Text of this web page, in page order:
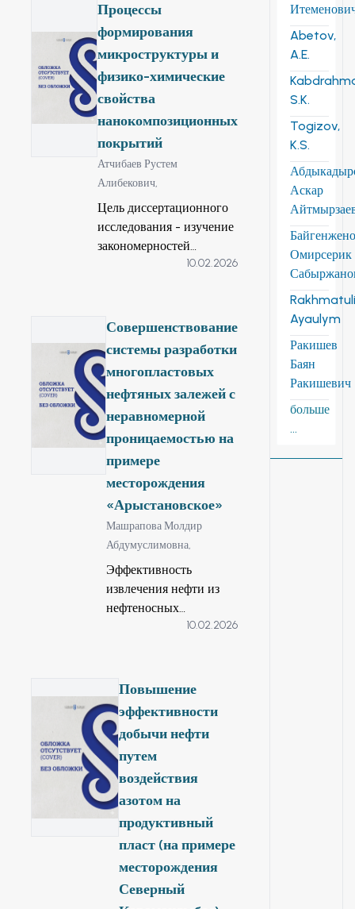
Процессы
формирования
микроструктуры и
физико-химические
свойства
нанокомпозиционных
покрытий
Атчибаев Рустем
Алибекович,
Цель диссертационного
исследования - изучение
закономерностей
покрытий на основе
хрома,
модифицированных
наноразмерными
частицами (С, SiO2),
гетерогенных двойных
Fe-W(Мо), Тi-Co(Mn) и
тройных Fe-Co-W
электролитическим
методом, а также
исследование их физико-
химических и
механических свойств.
10.02.2026
Совершенствование
системы разработки
многопластовых
нефтяных залежей с
неравномерной
проницаемостью на
примере
месторождения
«Арыстановское»
Машрапова Молдир
Абдумуслимовна,
Эффективность
извлечения нефти из
нефтеносных
многопластовых
современными,
промышленно
освоенными методами
разработки во всех
нефтедобывающих
странах на
сегодняшний день
считается
неудовлетворительной,
при том что
потребление
нефтепродуктов во
10.02.2026
Повышение
эффективности
добычи нефти
путем
воздействия
азотом на
продуктивный
пласт (на примере
месторождения
Северный
Abetov,
A.E.
S.K.
Togizov,
K.S.
Аскар
Омирсерик
Ayaulym
Ракишев
Баян
Ракишевич
больше
...